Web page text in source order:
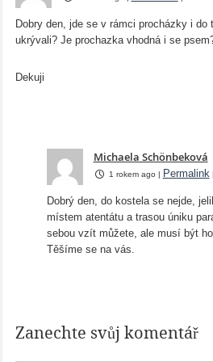
Dobry den, jde se v rámci procházky i do
ukrývali? Je prochazka vhodná i se
Dekuji
Michaela Schönbeková
1 rokem ago Permalink|
Dobrý den, do kostela se nejde,
místem atentátu a trasou úniku
sebou vzít můžete, ale musí být
Těšíme se na vás.
Zanechte svůj komentář